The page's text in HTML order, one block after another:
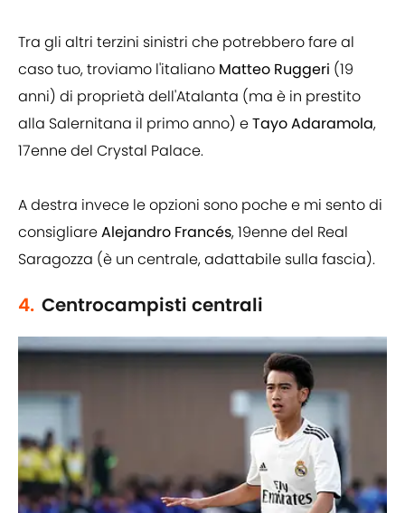
Tra gli altri terzini sinistri che potrebbero fare al
caso tuo, troviamo l'italiano Matteo Ruggeri (19
anni) di proprietà dell'Atalanta (ma è in prestito
alla Salernitana il primo anno) eTayo Adaramola,
17enne del Crystal Palace.
A destra invece le opzioni sono poche e mi sento di
consigliareAlejandro Francés, 19enne del Real
Saragozza (è un centrale, adattabile sulla fascia).
4. Centrocampisti centrali